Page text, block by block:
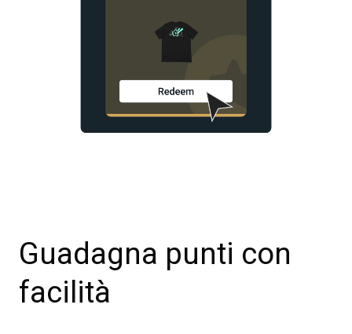
Guadagna punti con
facilità